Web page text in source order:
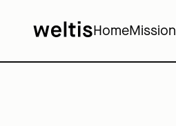
HomeMission